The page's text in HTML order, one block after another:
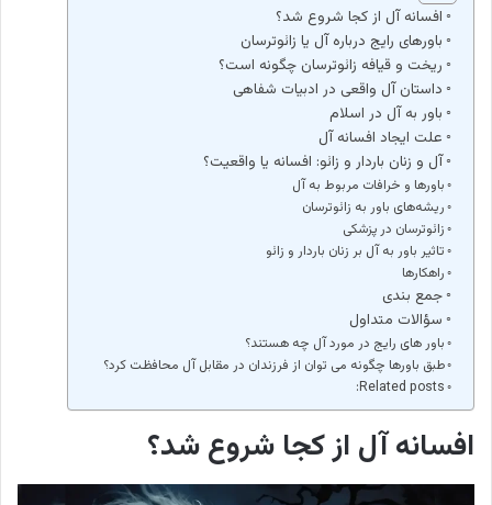
افسانه آل از کجا شروع شد؟
باورهای رایج درباره آل یا زائوترسان
ریخت و قیافه زائوترسان چگونه است؟
داستان آل واقعی در ادبیات شفاهی
باور به آل در اسلام
علت ایجاد افسانه آل
آل و زنان باردار و زائو: افسانه یا واقعیت؟
باورها و خرافات مربوط به آل
ریشه‌های باور به زائوترسان
زائوترسان در پزشکی
تاثیر باور به آل بر زنان باردار و زائو
راهکارها
جمع بندی
سؤالات متداول
باور های رایج در مورد آل چه هستند؟
طبق باورها چگونه می توان از فرزندان در مقابل آل محافظت کرد؟
Related posts:
افسانه آل از کجا شروع شد؟